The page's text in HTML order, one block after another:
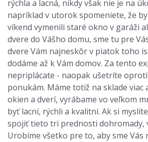
rýchla a lacná, nikdy však nie je na
napríklad v utorok spomeniete, že
víkend vymenili staré okno v garáži
dvere do Vášho domu, sme tu pre
dvere Vám najneskôr v piatok toho
dodáme až k Vám domov. Za tento
nepriplácate - naopak ušetríte
ponukám. Máme totiž na sklade viac
okien a dverí, vyrábame vo veľkom
byť lacní, rýchli a kvalitní. Ak si
spojiť tieto tri prednosti dohromady,
Urobíme všetko pre to, aby sme Vás